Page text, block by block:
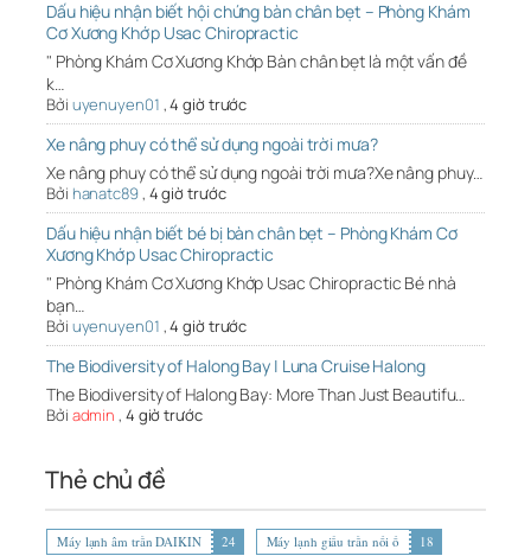
Dấu hiệu nhận biết hội chứng bàn chân bẹt – Phòng Khám
Cơ Xương Khớp Usac Chiropractic
" Phòng Khám Cơ Xương Khớp Bàn chân bẹt là một vấn đề
k…
Bởi uyenuyen01 ,4 giờ trước
Xe nâng phuy có thể sử dụng ngoài trời mưa?
Xe nâng phuy có thể sử dụng ngoài trời mưa?Xe nâng phuy…
Bởi hanatc89, 4 giờ trước
Dấu hiệu nhận biết bé bị bàn chân bẹt – Phòng Khám Cơ
Xương Khớp Usac Chiropractic
" Phòng Khám Cơ Xương Khớp Usac Chiropractic Bé nhà
bạn…
Bởi uyenuyen01 ,4 giờ trước
The Biodiversity of Halong Bay | Luna Cruise Halong
The Biodiversity of Halong Bay: More Than Just Beautifu…
Bởi admin , 4 giờ trước
Thẻ chủ đề
Máy lạnh âm trần DAIKIN 24 Máy lạnh giấu trần nối ố
18